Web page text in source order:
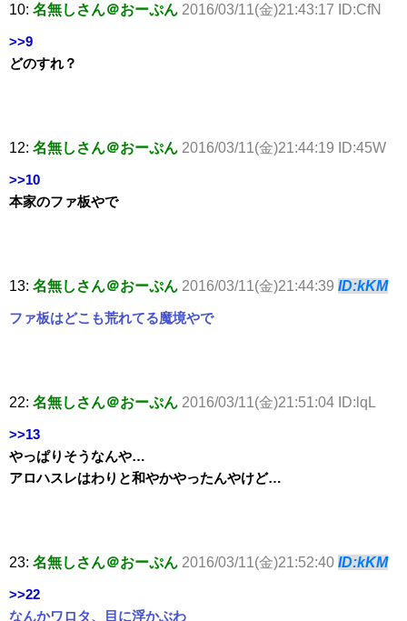
10: 名無しさん＠おーぷん 2016/03/11(金)21:43:17 ID:CfN
>>9
どのすれ？
12: 名無しさん＠おーぷん 2016/03/11(金)21:44:19 ID:45W
>>10
本家のファ板やで
13: 名無しさん＠おーぷん 2016/03/11(金)21:44:39 ID:kKM
ファ板はどこも荒れてる魔境やで
22: 名無しさん＠おーぷん 2016/03/11(金)21:51:04 ID:lqL
>>13
やっぱりそうなんや…
アロハスレはわりと和やかやったんやけど…
23: 名無しさん＠おーぷん 2016/03/11(金)21:52:40 ID:kKM
>>22
なんかワロタ、目に浮かぶわ